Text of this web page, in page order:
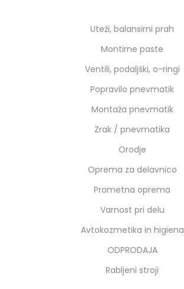
Uteži, balansirni prah
Montirne paste
Ventili, podaljški, o-ringi
Popravilo pnevmatik
Montaža pnevmatik
Zrak / pnevmatika
Orodje
Oprema za delavnico
Prometna oprema
Varnost pri delu
Avtokozmetika in higiena
ODPRODAJA
Rabljeni stroji